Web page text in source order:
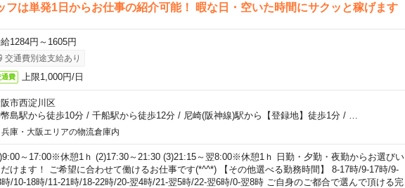
フは単発1日からお仕事の紹介可能！ 暇な日・空いた時間にサクッと稼げます
1284円～1605円
交通費別途支給あり
通費 上限1,000円/日
市西淀川区
島駅から徒歩10分/ 千船駅から徒歩12分/ 尼崎(阪神線)駅から【登録地】徒歩1分/
兵庫・大阪エリアの物流倉庫内
～17:00※休憩1ｈ (2)17:30～21:30 (3)21:15～翌8:00※休憩1ｈ 日勤・夕勤・夜勤からお選びい
けます！ ご希望に合わせて働けるお仕事です(*^^*) 【その他選べる勤務時間】 8-17時/9-17時/9-
時/10-18時/11-21時/18-22時/20-翌4時/21-翌5時/22-翌6時/0-翌8時 ご自身のご都合で選んで頂ける完